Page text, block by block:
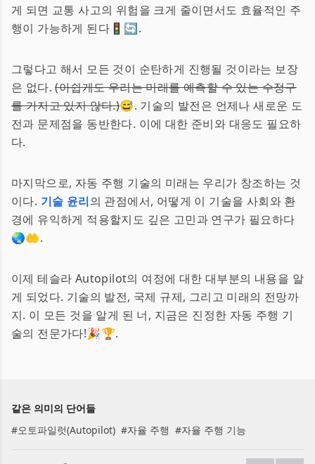
게 되면 교통 사고의 위험을 크게 줄이면서도 효율적인 주
행이 가능하게 된다🚦🔄.
그렇다고 해서 모든 것이 순탄하게 진행될 것이라는 보장
은 없다.(아쉽게도 우리는 미래를 예측할 수 있는 수정구
를 가지고 있지 않다.)😅. 기술의 발전은 언제나 새로운 도
전과 문제점을 동반한다. 이에 대한 준비와 대응도 필요하
다.
마지막으로, 자동 주행 기술의 미래는 우리가 창조하는 것
이다. 기술 윤리의 관점에서, 어떻게 이 기술을 사회와 환
경에 유익하게 적용할지도 깊은 고민과 연구가 필요하다
🌏🤲.
이제 테슬라 Autopilot의 여정에 대한 대부분의 내용을 알
게 되었다. 기술의 발전, 국제 규제, 그리고 미래의 전망까
지. 이 모든 것을 알게 된 너, 지금은 진정한 자동 주행 기
술의 전문가다!🎉🏆.
같은 의미의 단어들
#오토파일럿(Autopilot) #자율 주행 #자율 주행 기능